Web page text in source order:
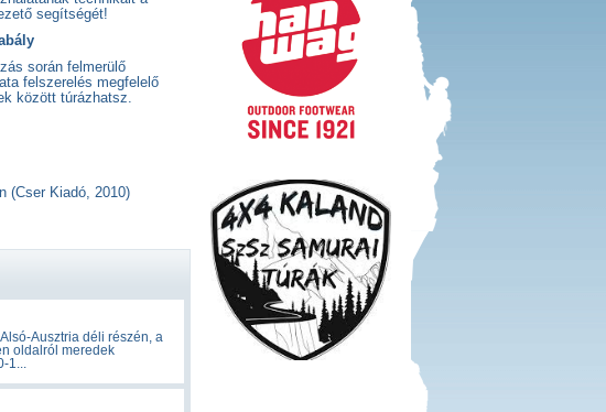
segítségét!
során felmerülő
felszerelés megfelelő
között túrázhatsz.
(Cser Kiadó, 2010)
Ausztria déli részén, a
oldalról meredek